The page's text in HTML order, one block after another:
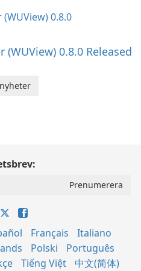
0.8.0 Released
Français
Italiano
Polski
Português
Tiếng Việt
中文(简体)